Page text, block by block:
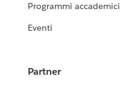
Programmi accademici
Eventi
Partner